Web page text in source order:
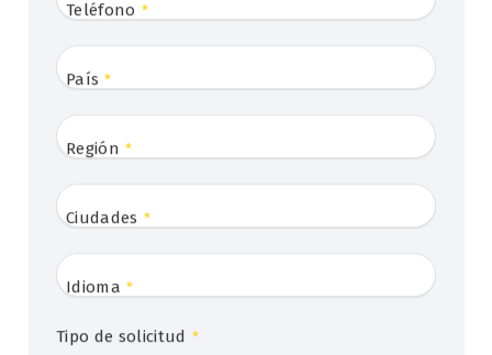
Teléfono *
País *
Región *
Ciudades *
Idioma *
Tipo de solicitud *